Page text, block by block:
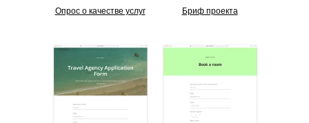
Бриф проекта
Опрос о качестве услуг